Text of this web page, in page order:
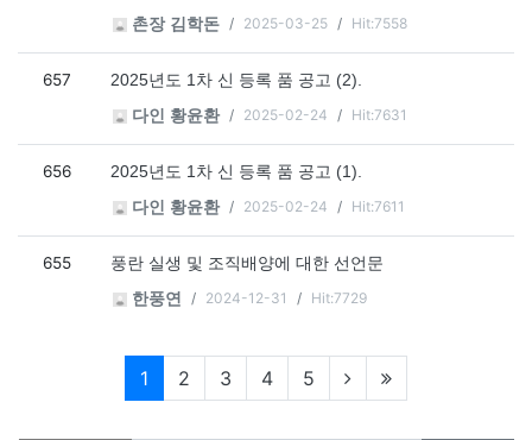
촌장 김학돈
2025-03-25 Hit:7558
657
2025년도 1차 신 등록 품 공고 (2).
다인 황윤환
2025-02-24 Hit:7631
656
2025년도 1차 신 등록 품 공고 (1).
다인 황윤환
2025-02-24 Hit:7611
655
풍란 실생 및 조직배양에 대한 선언문
한풍연
2024-12-31 Hit:7729
1 현재페이지
2 3 4 5